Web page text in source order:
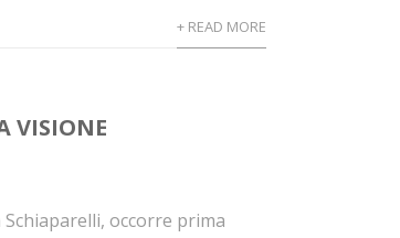
+ READ MORE
VISIONE
occorre prima